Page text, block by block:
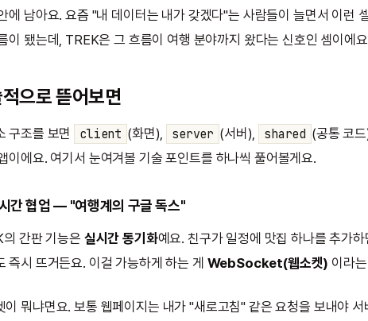
에 남아요. 요즘 "내 데이터는 내가 갖겠다"는 사람들이 늘면서 이런
이 됐는데, TREK은 그 흐름이 여행 분야까지 왔다는 신호인 셈이에
으로 뜯어보면
구조를 보면 client (화면), server (서버), shared (공통 코
이에요. 여기서 눈여겨볼 기술 포인트를 하나씩 풀어볼게요.
간 협업 — "여행계의 구글 독스"
간판 기능은 실시간 동기화예요. 친구가 일정에 맛집 하나를 추가
즉시 뜨거든요. 이걸 가능하게 하는 게 WebSocket(웹소켓) 이라
이 뭐냐면요. 보통 웹페이지는 내가 "새로고침" 같은 요청을 보내야 서